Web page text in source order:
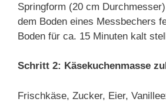
Springform (20 cm
dem Boden eines Messbechers
Boden für ca. 15 Minuten kalt
Schritt 2: Käsekuchenmasse
Frischkäse, Zucker, Eier,